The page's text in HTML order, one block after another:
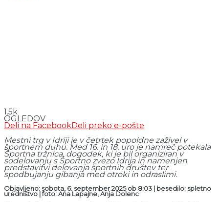
1.5k
OGLEDOV
Deli na FacebookDeli preko e-pošte
Mestni trg v Idriji je v četrtek popoldne zaživel v
športnem duhu. Med 16. in 18. uro je namreč potekala
Športna tržnica, dogodek, ki je bil organiziran v
sodelovanju s Športno zvezo Idrija in namenjen
predstavitvi delovanja športnih društev ter
spodbujanju gibanja med otroki in odraslimi.
Objavljeno: sobota, 6. september 2025 ob 8:03 | besedilo: spletno
uredništvo | foto: Ana Lapajne, Anja Dolenc